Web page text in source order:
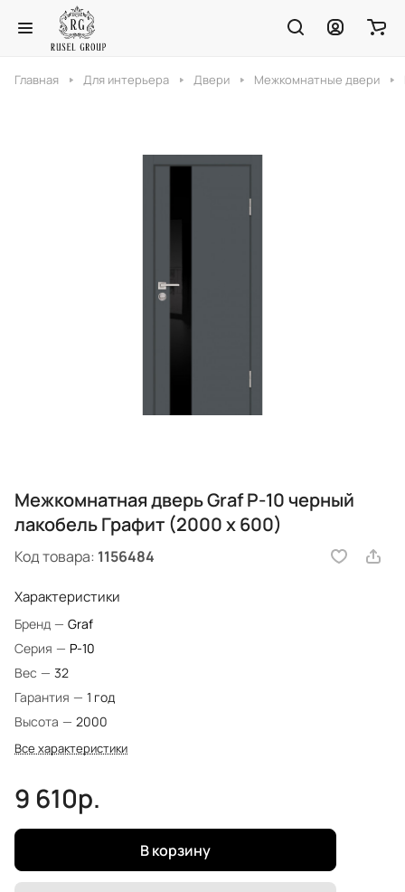
Главная Для интерьера Двери Межкомнатные двери
Межкомнатная дверь Graf P-10 черный
лакобель Графит (2000 х 600)
Код товара: 1156484
Характеристики
Бренд — Graf
Серия — P-10
Вес — 32
Гарантия — 1 год
Высота — 2000
Все характеристики
9 610р.
В корзину